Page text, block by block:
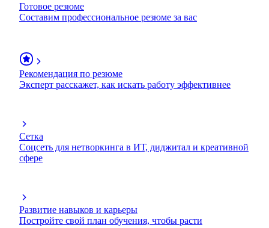
Готовое резюме
Составим профессиональное резюме за вас
Рекомендация по резюме
Эксперт расскажет, как искать работу эффективнее
Сетка
Соцсеть для нетворкинга в ИТ, диджитал и креативной
сфере
Развитие навыков и карьеры
Постройте свой план обучения, чтобы расти